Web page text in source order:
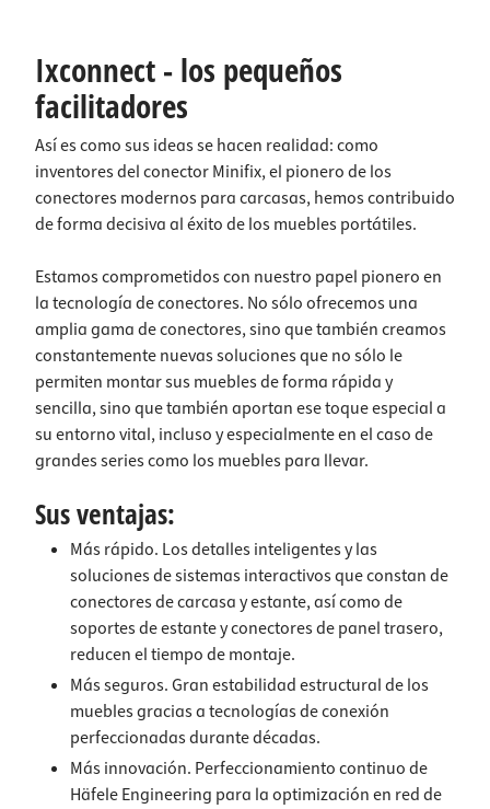
Ixconnect - los pequeños
facilitadores
Así es como sus ideas se hacen realidad: como
inventores del conector Minifix, el pionero de los
conectores modernos para carcasas, hemos contribuido
de forma decisiva al éxito de los muebles portátiles.
Estamos comprometidos con nuestro papel pionero en
la tecnología de conectores. No sólo ofrecemos una
amplia gama de conectores, sino que también creamos
constantemente nuevas soluciones que no sólo le
permiten montar sus muebles de forma rápida y
sencilla, sino que también aportan ese toque especial a
su entorno vital, incluso y especialmente en el caso de
grandes series como los muebles para llevar.
Sus ventajas:
Más rápido. Los detalles inteligentes y las
soluciones de sistemas interactivos que constan de
conectores de carcasa y estante, así como de
soportes de estante y conectores de panel trasero,
reducen el tiempo de montaje.
Más seguros. Gran estabilidad estructural de los
muebles gracias a tecnologías de conexión
perfeccionadas durante décadas.
Más innovación. Perfeccionamiento continuo de
Häfele Engineering para la optimización en red de